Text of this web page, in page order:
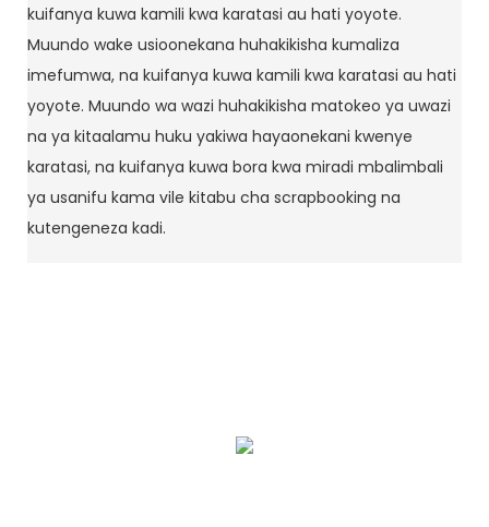
kuifanya kuwa kamili kwa karatasi au hati yoyote.
Muundo wake usioonekana huhakikisha kumaliza
imefumwa, na kuifanya kuwa kamili kwa karatasi au hati
yoyote. Muundo wa wazi huhakikisha matokeo ya uwazi
na ya kitaalamu huku yakiwa hayaonekani kwenye
karatasi, na kuifanya kuwa bora kwa miradi mbalimbali
ya usanifu kama vile kitabu cha scrapbooking na
kutengeneza kadi.